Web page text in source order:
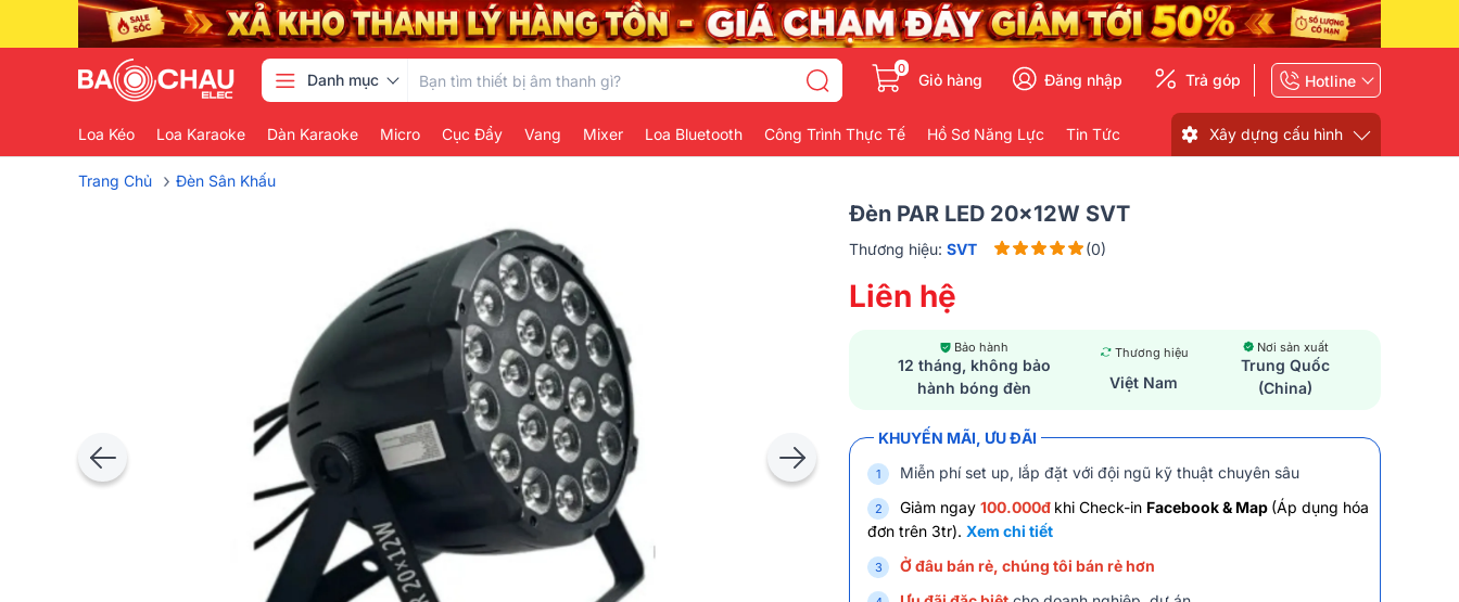
Danh mục
0
Giỏ hàng Đăng nhập Trả góp Hotline
Loa Kéo Loa Karaoke Dàn Karaoke Micro Cục Đẩy Vang Mixer Loa Bluetooth Công Trình Thực Tế Hồ Sơ Năng Lực Tin Tức Xây dựng cấu hình
Trang Chủ › Đèn Sân Khấu
Đèn PAR LED 20x12W SVT
Thương hiệu: SVT (0)
Liên hệ
Bảo hành
12 tháng, không bảo
hành bóng đèn
Thương hiệu
Việt Nam
Nơi sản xuất
Trung Quốc
(China)
KHUYẾN MÃI, ƯU ĐÃI
Miễn phí set up, lắp đặt với đội ngũ kỹ thuật chuyên sâu
Giảm ngay 100.000đ khi Check-in Facebook & Map (Áp dụng hóa
đơn trên 3tr). Xem chi tiết
Ở đâu bán rẻ, chúng tôi bán rẻ hơn